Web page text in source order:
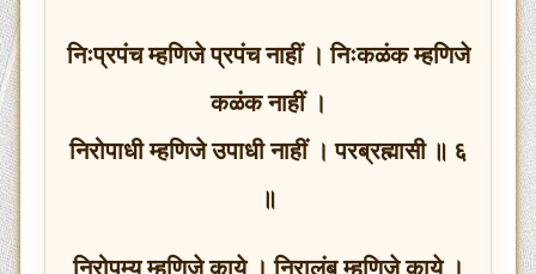
निःप्रपंच म्हणिजे प्रपंच नाहीं । निःकळंक म्हणिजे
कळंक नाहीं ।
निरोपाधी म्हणिजे उपाधी नाहीं । परब्रह्मासी ॥ ६
॥
निरोपम्य म्हणिजे काये । निरालंब म्हणिजे काये ।